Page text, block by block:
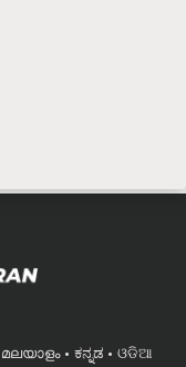
മലയാളം ಕನ್ನಡ
ଓଡିଆ